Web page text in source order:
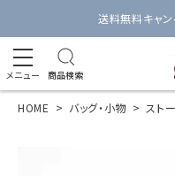
送料無料キャ
メニュー 商品検索
HOME バッグ・小物 スト